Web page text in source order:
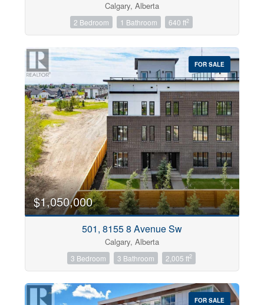
Condominium
Pool
Open House
Search
Calgary, Alberta
2 Bedroom 1 Bathroom 640 ft2
FOR SALE
$1,050,000
501, 8155 8 Avenue Sw
Calgary, Alberta
3 Bedroom 3 Bathroom 2,005 ft2
FOR SALE